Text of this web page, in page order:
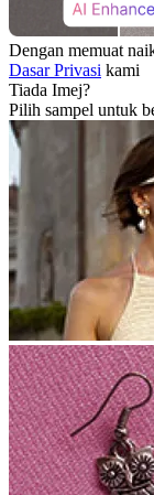
Dengan memuat
Dasar Privasi kami
Tiada Imej?
Pilih sampel untuk